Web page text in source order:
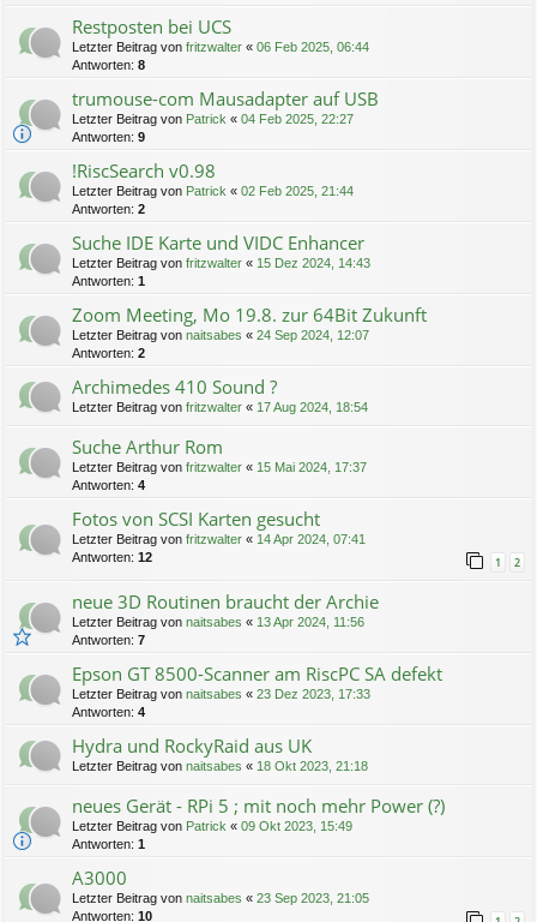
Restposten bei UCS
Letzter Beitrag von fritzwalter « 06 Feb 2025, 06:44
Antworten: 8
trumouse-com Mausadapter auf USB
Letzter Beitrag von Patrick « 04 Feb 2025, 22:27
Antworten: 9
!RiscSearch v0.98
Letzter Beitrag von Patrick « 02 Feb 2025, 21:44
Antworten: 2
Suche IDE Karte und VIDC Enhancer
Letzter Beitrag von fritzwalter « 15 Dez 2024, 14:43
Antworten: 1
Zoom Meeting, Mo 19.8. zur 64Bit Zukunft
Letzter Beitrag von naitsabes « 24 Sep 2024, 12:07
Antworten: 2
Archimedes 410 Sound ?
Letzter Beitrag von fritzwalter « 17 Aug 2024, 18:54
Suche Arthur Rom
Letzter Beitrag von fritzwalter « 15 Mai 2024, 17:37
Antworten: 4
Fotos von SCSI Karten gesucht
Letzter Beitrag von fritzwalter « 14 Apr 2024, 07:41
Antworten: 12 1 2
neue 3D Routinen braucht der Archie
Letzter Beitrag von naitsabes « 13 Apr 2024, 11:56
Antworten: 7
Epson GT 8500-Scanner am RiscPC SA defekt
Letzter Beitrag von naitsabes « 23 Dez 2023, 17:33
Antworten: 4
Hydra und RockyRaid aus UK
Letzter Beitrag von naitsabes « 18 Okt 2023, 21:18
neues Gerät - RPi 5 ; mit noch mehr Power (?)
Letzter Beitrag von Patrick « 09 Okt 2023, 15:49
Antworten: 1
A3000
Letzter Beitrag von naitsabes « 23 Sep 2023, 21:05
Antworten: 10